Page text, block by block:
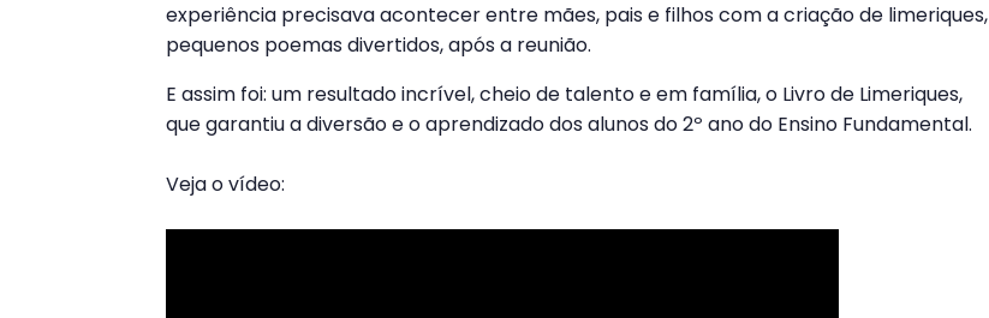
experiência precisava acontecer entre mães, pais e filhos com a criação de limeriques,
pequenos poemas divertidos, após a reunião.
E assim foi: um resultado incrível, cheio de talento e em família, o Livro de Limeriques,
que garantiu a diversão e o aprendizado dos alunos do 2º ano do Ensino Fundamental.
Veja o vídeo: